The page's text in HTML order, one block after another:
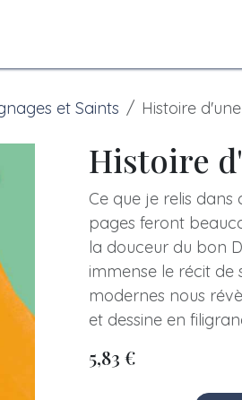
et Saints Histoire
Histoire
Ce que je relis dans
pages feront
la douceur du bon
immense le récit de
modernes nous
et dessine en
5,83 €